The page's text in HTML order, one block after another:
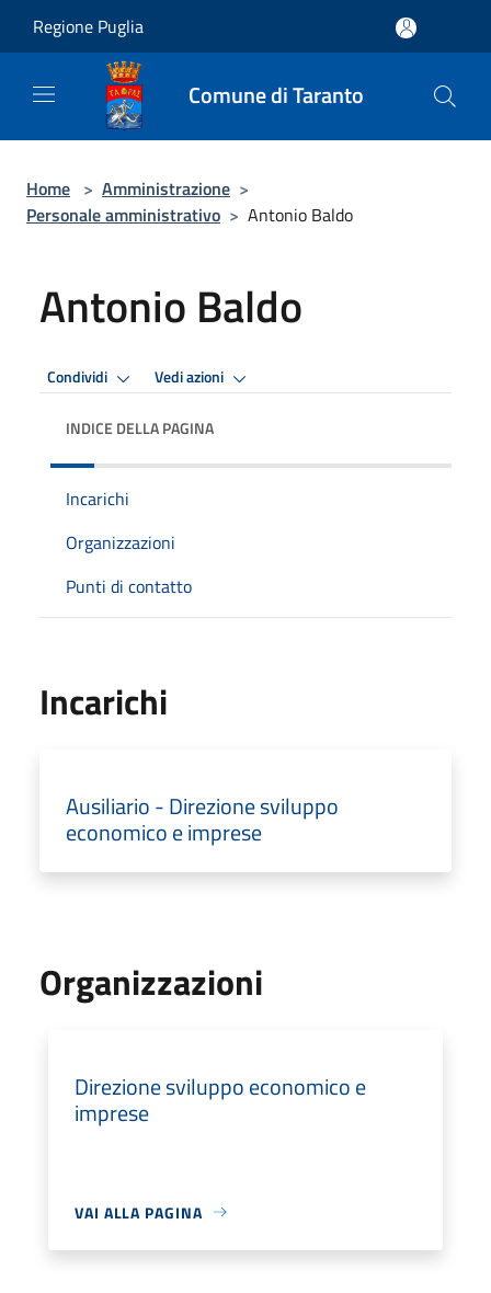
Regione Puglia
Comune di Taranto
Home > Amministrazione >
Personale amministrativo > Antonio Baldo
Antonio Baldo
Condividi Vedi azioni
INDICE DELLA PAGINA
Incarichi
Organizzazioni
Punti di contatto
Incarichi
Ausiliario - Direzione sviluppo
economico e imprese
Organizzazioni
Direzione sviluppo economico e
imprese
VAI ALLA PAGINA